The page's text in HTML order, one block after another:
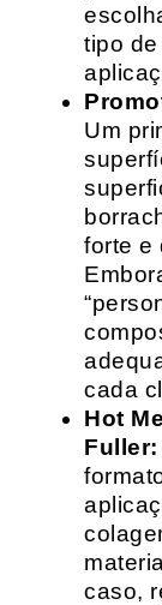
tipo
Um
forte e
cada
Hot
Fuller:
caso,